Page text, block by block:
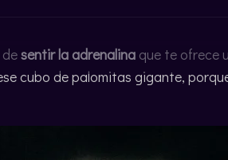
sentir la adrenalina que te ofrece
cubo de palomitas gigante,